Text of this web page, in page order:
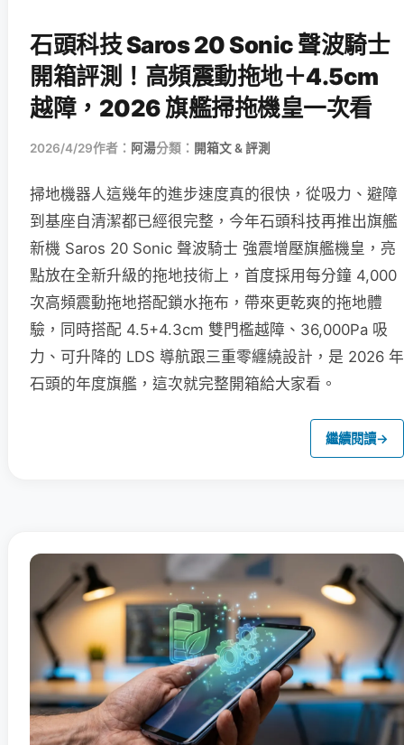
石頭科技 Saros 20 Sonic 聲波騎士
開箱評測！高頻震動拖地＋4.5cm
越障，2026 旗艦掃拖機皇一次看
2026/4/29作者： 阿湯分類： 開箱文 & 評測
掃地機器人這幾年的進步速度真的很快，從吸力、避障
到基座自清潔都已經很完整，今年石頭科技再推出旗艦
新機 Saros 20 Sonic 聲波騎士 強震增壓旗艦機皇，亮
點放在全新升級的拖地技術上，首度採用每分鐘 4,000
次高頻震動拖地搭配鎖水拖布，帶來更乾爽的拖地體
驗，同時搭配 4.5+4.3cm 雙門檻越障、36,000Pa 吸
力、可升降的 LDS 導航跟三重零纏繞設計，是 2026 年
石頭的年度旗艦，這次就完整開箱給大家看。
繼續閱讀→